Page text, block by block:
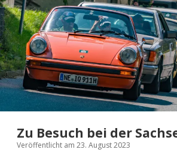
Zu Besuch bei der
Veröffentlicht am 23. August 2023